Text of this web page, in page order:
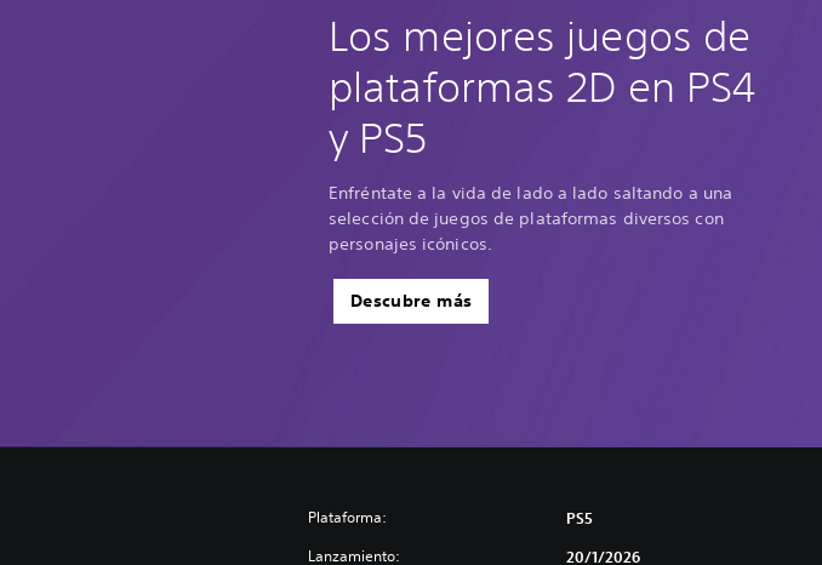
Los mejores juegos de
plataformas 2D en PS4
y PS5
Enfréntate a la vida de lado a lado saltando a una
selección de juegos de plataformas diversos con
personajes icónicos.
Descubre más
Plataforma: PS5
Lanzamiento: 20/1/2026